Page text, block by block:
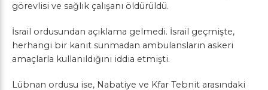
görevlisi ve sağlık çalışanı öldürüldü.
İsrail ordusundan açıklama gelmedi. İsrail geçmişte,
herhangi bir kanıt sunmadan ambulansların askeri
amaçlarla kullanıldığını iddia etmişti.
Lübnan ordusu ise, Nabatiye ve Kfar Tebnit arasındaki